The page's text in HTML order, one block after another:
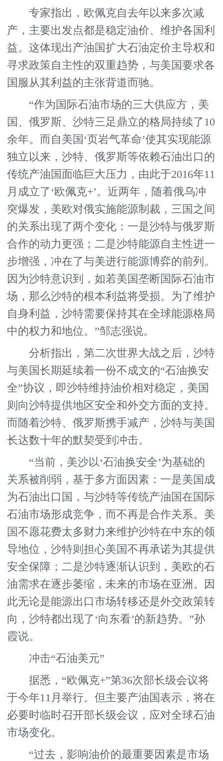
专家指出，欧佩克自去年以来多次减
产，主要出发点都是稳定油价、维护各国利
益。这体现出产油国扩大石油定价主导权和
寻求政策自主性的双重趋势，与美国要求各
国服从其利益的主张背道而驰。
“作为国际石油市场的三大供应方，美
国、俄罗斯、沙特三足鼎立的格局持续了10
余年。而自美国‘页岩气革命’使其实现能源
独立以来，沙特、俄罗斯等依赖石油出口的
传统产油国面临巨大压力，由此于2016年11
月成立了‘欧佩克+’。近两年，随着俄乌冲
突爆发，美欧对俄实施能源制裁，三国之间
的关系出现了两个变化：一是沙特与俄罗斯
合作的动力更强；二是沙特能源自主性进一
步增强，冲在了与美进行能源博弈的前列。
因为沙特意识到，如若美国垄断国际石油市
场，那么沙特的根本利益将受损。为了维护
自身利益，沙特需要保持其在全球能源格局
中的权力和地位。”邹志强说。
分析指出，第二次世界大战之后，沙特
与美国长期延续着一份不成文的“石油换安
全”协议，即沙特维持油价相对稳定，美国
则向沙特提供地区安全和外交方面的支持。
而随着沙特、俄罗斯携手减产，沙特与美国
长达数十年的默契受到冲击。
“当前，美沙以‘石油换安全’为基础的
关系被削弱，基于多方面因素：一是美国成
为石油出口国，与沙特等传统产油国在国际
石油市场形成竞争，而不再是合作关系。美
国不愿花费太多财力来维护沙特在中东的领
导地位，沙特则担心美国不再承诺为其提供
安全保障；二是沙特逐渐认识到，美欧的石
油需求在逐步萎缩，未来的市场在亚洲。因
此无论是能源出口市场转移还是外交政策转
向，沙特都出现了‘向东看’的新趋势。”孙
霞说。
冲击“石油美元”
据悉，“欧佩克+”第36次部长级会议将
于今年11月举行。但主要产油国表示，将在
必要时临时召开部长级会议，应对全球石油
市场变化。
“过去，影响油价的最重要因素是市场